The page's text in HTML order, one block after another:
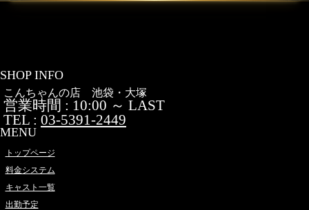
SHOP INFO
こんちゃんの店 池袋・大塚
営業時間 : 10:00 ～ LAST
TEL : 03-5391-2449
MENU
トップページ
料金システム
キャスト一覧
出勤予定